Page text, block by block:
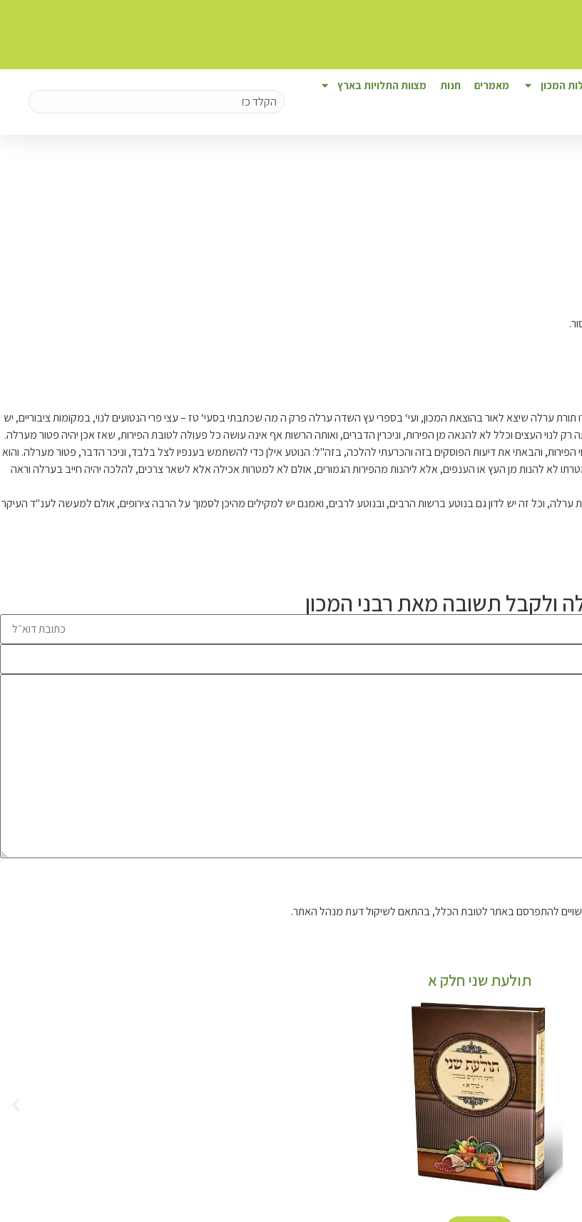
המכון מאמרים חנות מצוות התלויות בארץ
ערלה שיצא לאור בהוצאת המכון, ועי‘ בספרי עץ השדה ערלה פרק ה מה שכתבתי בסעי‘ טז – עצי פרי הנטועים לנוי, במקומות ציבוריים, יש
לנוי העצים וכלל לא להנאה מן הפירות, וניכרין הדברים, ואותה הרשות אף אינה עושה כל פעולה לטובת הפירות, שאז אכן יהיה פטור מערלה.
הפירות, והבאתי את דיעות הפוסקים בזה והכרעתי להלכה, בזה"ל: הנוטע אילן כדי להשתמש בענפיו לצל בלבד, וניכר הדבר, פטור מערלה. והוא
לא להנות מן העץ או הענפים, אלא ליהנות מהפירות הגמורים, אולם לא למטרות אכילה אלא לשאר צרכים, להלכה יהיה חייב בערלה וראה
וכל זה יש לדון גם בנוטע ברשות הרבים, ובנוטע לרבים, ואמנם יש למקילים מהיכן לסמוך על הרבה צירופים, אולם למעשה לענ"ד העיקר
ולקבל תשובה מאת רבני המכון
להתפרסם באתר לטובת הכלל, בהתאם לשיקול דעת מנהל האתר.
תולעת שני חלק א